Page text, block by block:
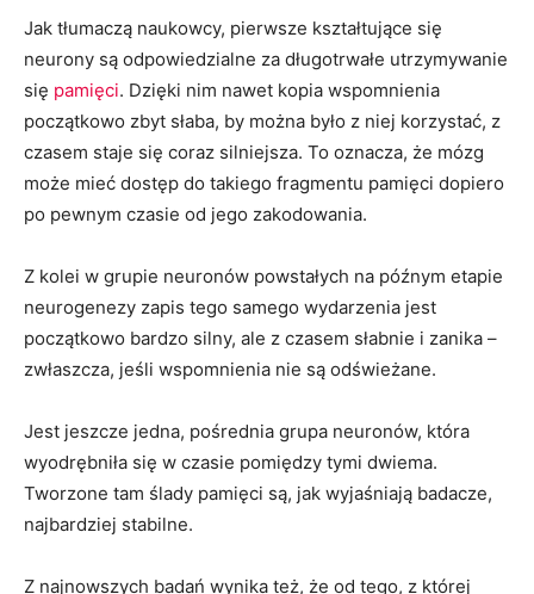
Jak tłumaczą naukowcy, pierwsze kształtujące się
neurony są odpowiedzialne za długotrwałe utrzymywanie
się pamięci. Dzięki nim nawet kopia wspomnienia
początkowo zbyt słaba, by można było z niej korzystać, z
czasem staje się coraz silniejsza. To oznacza, że mózg
może mieć dostęp do takiego fragmentu pamięci dopiero
po pewnym czasie od jego zakodowania.
Z kolei w grupie neuronów powstałych na późnym etapie
neurogenezy zapis tego samego wydarzenia jest
początkowo bardzo silny, ale z czasem słabnie i zanika –
zwłaszcza, jeśli wspomnienia nie są odświeżane.
Jest jeszcze jedna, pośrednia grupa neuronów, która
wyodrębniła się w czasie pomiędzy tymi dwiema.
Tworzone tam ślady pamięci są, jak wyjaśniają badacze,
najbardziej stabilne.
Z najnowszych badań wynika też, że od tego, z której